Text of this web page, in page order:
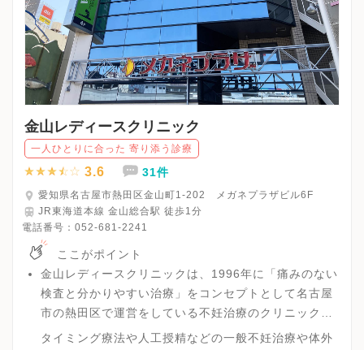
金山レディースクリニック
一人ひとりに合った 寄り添う診療
3.6 31件
愛知県名古屋市熱田区金山町1-202 メガネプラザビル6F
JR東海道本線 金山総合駅 徒歩1分
電話番号： 052-681-2241
ここがポイント
金山レディースクリニックは、1996年に「痛みのない
検査と分かりやすい治療」をコンセプトとして名古屋
市の熱田区で運営をしている不妊治療のクリニックで
す。
タイミング療法や人工授精などの一般不妊治療や体外